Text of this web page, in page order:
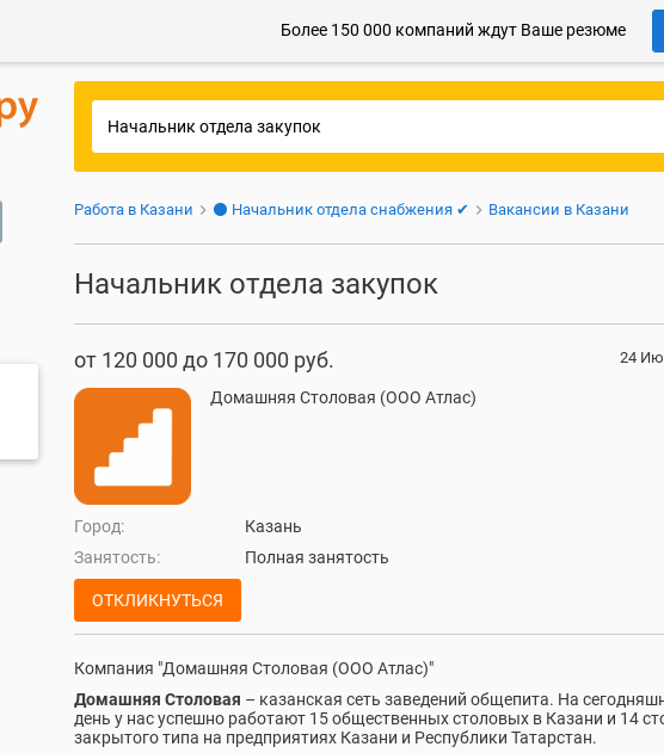
Более 150 000 компаний ждут Ваше резюме
Работа в Казани ⚫ Начальник отдела снабжения ✔ Вакансии в Казани
Начальник отдела закупок
24
от 120 000 до 170 000 руб.
Домашняя Столовая (ООО Атлас)
Город:
Казань
Занятость:
Полная занятость
ОТКЛИКНУТЬСЯ
Компания "Домашняя Столовая (ООО Атлас)"
Домашняя Столовая – казанская сеть заведений общепита. На
день у нас успешно работают 15 общественных столовых в Казани и 14
закрытого типа на предприятиях Казани и Республики Татарстан.